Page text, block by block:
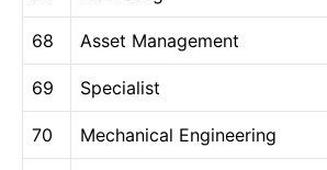
68 Asset Management
69 Specialist
70 Mechanical Engineering